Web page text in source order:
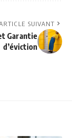
SUIVANT
Garantie
d’éviction